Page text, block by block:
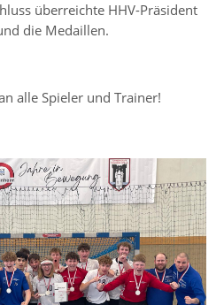
überreichte HHV-Präsident
die Medaillen.
alle Spieler und Trainer!